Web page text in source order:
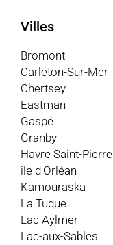
Villes
Bromont
Carleton-Sur-Mer
Chertsey
Eastman
Gaspé
Granby
Havre Saint-Pierre
île d'Orléan
Kamouraska
La Tuque
Lac Aylmer
Lac-aux-Sables